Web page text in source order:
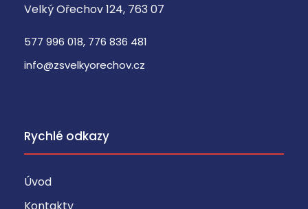
Velký Ořechov 124, 763 07
577 996 018, 776 836 481
info@zsvelkyorechov.cz
Rychlé odkazy
Úvod
Kontakty